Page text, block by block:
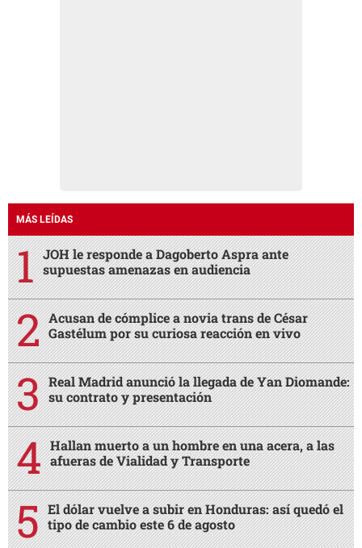
MÁS LEÍDAS
JOH le responde a Dagoberto Aspra ante
supuestas amenazas en audiencia
Acusan de cómplice a novia trans de César
Gastélum por su curiosa reacción en vivo
Real Madrid anunció la llegada de Yan Diomande:
su contrato y presentación
Hallan muerto a un hombre en una acera, a las
afueras de Vialidad y Transporte
El dólar vuelve a subir en Honduras: así quedó el
tipo de cambio este 6 de agosto